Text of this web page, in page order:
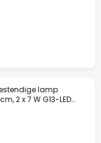
lamp
2 x 7 W G13-LED